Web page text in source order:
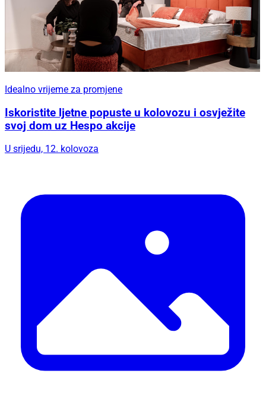
Idealno vrijeme za promjene
Iskoristite ljetne popuste u kolovozu i osvježite
svoj dom uz Hespo akcije
U srijedu, 12. kolovoza